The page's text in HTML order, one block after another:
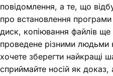
повідомлення, а те, що
про встановлення
диск, копіювання файлів ще
проведене різними людьми
хочете зберегти найкращі
сприймайте носій як